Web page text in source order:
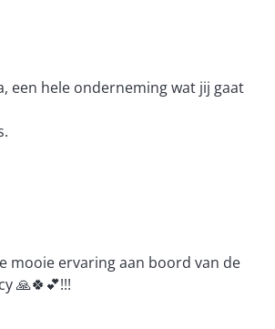
een hele onderneming wat jij gaat
mooie ervaring aan boord van de
🙏🍀💕!!!